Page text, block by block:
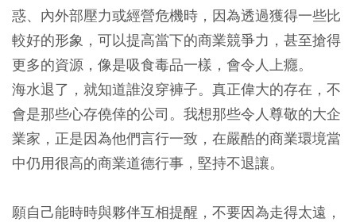
惑、內外部壓力或經營危機時，因為透過獲得一些比
較好的形象，可以提高當下的商業競爭力，甚至搶得
更多的資源，像是吸食毒品一樣，會令人上癮。
海水退了，就知道誰沒穿褲子。真正偉大的存在，不
會是那些心存僥倖的公司。我想那些令人尊敬的大企
業家，正是因為他們言行一致，在嚴酷的商業環境當
中仍用很高的商業道德行事，堅持不退讓。
願自己能時時與夥伴互相提醒，不要因為走得太遠，